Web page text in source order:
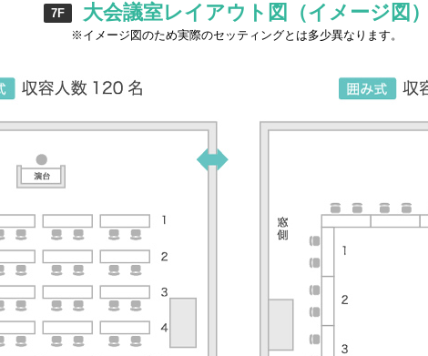
7F 大会議室レイアウト図（イメージ図）
※イメージ図のため実際のセッティングとは多少異なります。